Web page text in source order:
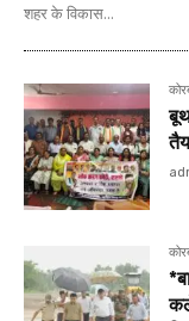
शहर के विकास...